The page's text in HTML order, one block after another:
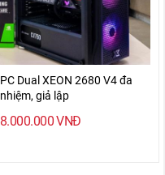
PC Dual XEON 2680 V4 đa
nhiệm, giả lập
8.000.000VNĐ